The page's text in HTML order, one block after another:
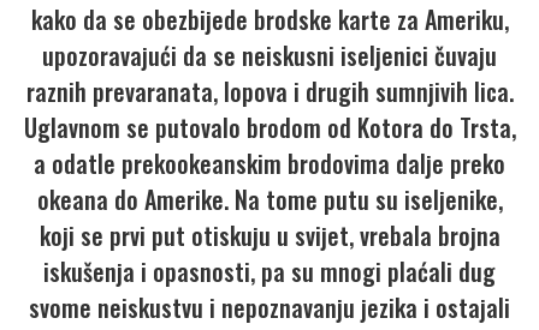
kako da se obezbijede brodske karte za Ameriku,
upozoravajući da se neiskusni iseljenici čuvaju
raznih prevaranata, lopova i drugih sumnjivih lica.
Uglavnom se putovalo brodom od Kotora do Trsta,
a odatle prekookeanskim brodovima dalje preko
okeana do Amerike. Na tome putu su iseljenike,
koji se prvi put otiskuju u svijet, vrebala brojna
iskušenja i opasnosti, pa su mnogi plaćali dug
svome neiskustvu i nepoznavanju jezika i ostajali